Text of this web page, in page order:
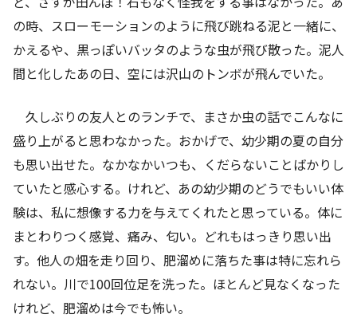
の時、スローモーションのように飛び跳ねる泥と一緒に、
かえるや、黒っぽいバッタのような虫が飛び散った。泥人
間と化したあの日、空には沢山のトンボが飛んでいた。
久しぶりの友人とのランチで、まさか虫の話でこんなに
盛り上がると思わなかった。おかげで、幼少期の夏の自分
も思い出せた。なかなかいつも、くだらないことばかりし
ていたと感心する。けれど、あの幼少期のどうでもいい体
験は、私に想像する力を与えてくれたと思っている。体に
まとわりつく感覚、痛み、匂い。どれもはっきり思い出
す。他人の畑を走り回り、肥溜めに落ちた事は特に忘れら
れない。川で100回位足を洗った。ほとんど見なくなった
けれど、肥溜めは今でも怖い。